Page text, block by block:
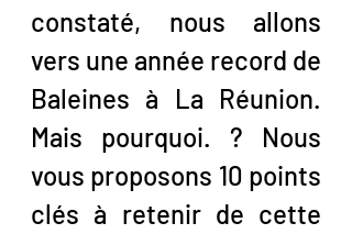
constaté, nous allons
vers une année record de
Baleines à La Réunion.
Mais pourquoi. ? Nous
vous proposons 10 points
clés à retenir de cette